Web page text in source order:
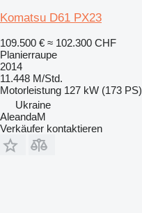
Komatsu D61 PX23
109.500 € ≈ 102.300 CHF
Planierraupe
2014
11.448 M/Std.
Motorleistung 127 kW (173 PS)
Ukraine
AleandaM
Verkäufer kontaktieren